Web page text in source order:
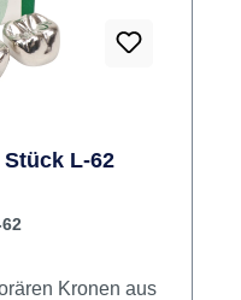
L-62
Kronen aus